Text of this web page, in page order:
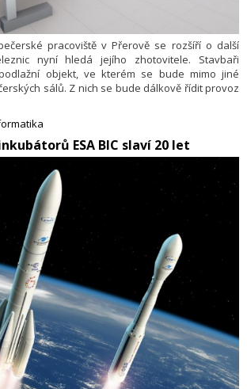
pracoviště v Přerově se rozšíří o další
nyní hledá jejího zhotovitele. Stavbaři
objekt, ve kterém se bude mimo jiné
sálů. Z nich se bude dálkově řídit provoz
dokončení pak v létě 2027.
ESA BIC slaví 20 let